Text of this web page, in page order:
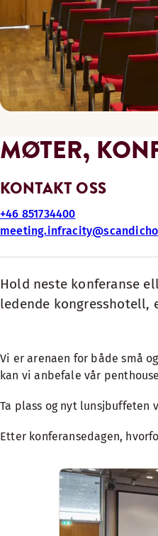
MØTER,
KONTAKT OSS
+46 851734400
Hold neste konferanse
ledende kongresshotell,
Vi er arenaen for både små
kan vi anbefale vår
Ta plass og nyt
Etter konferansedagen,